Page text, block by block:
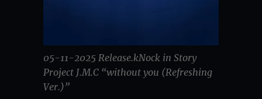
05-11-2025 Release.kNock in Story
Project J.M.C “without you (Refreshing
Ver.)”